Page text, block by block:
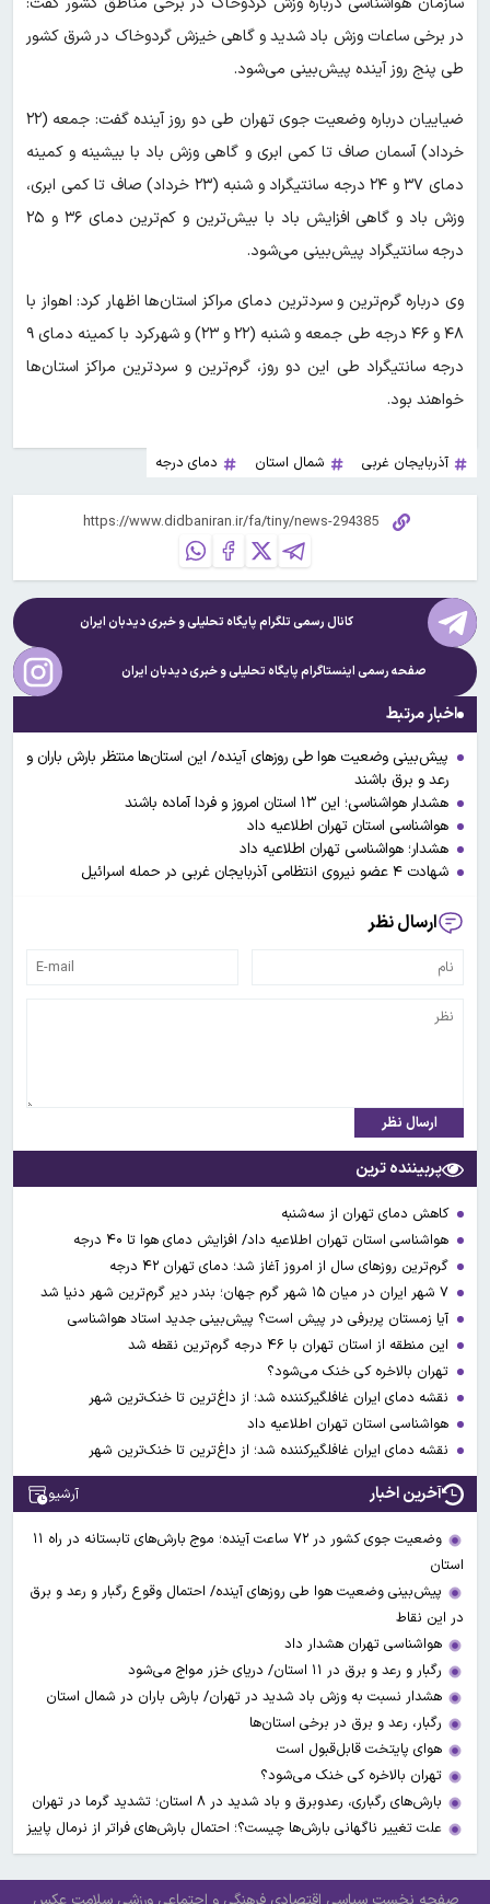
در برخی ساعات وزش باد شدید و گاهی خیزش گردوخاک در شرق کشور
طی پنج روز آینده پیش‌بینی می‌شود.
ضیاییان درباره وضعیت جوی تهران طی دو روز آینده گفت: جمعه (۲۲
خرداد) آسمان صاف تا کمی ابری و گاهی وزش باد با بیشینه و کمینه
دمای ۳۷ و ۲۴ درجه سانتیگراد و شنبه (۲۳ خرداد) صاف تا کمی ابری،
وزش باد و گاهی افزایش باد با بیش‌ترین و کم‌ترین دمای ۳۶ و ۲۵
درجه سانتیگراد پیش‌بینی می‌شود.
وی درباره گرم‌ترین و سردترین دمای مراکز استان‌ها اظهار کرد: اهواز با
۴۸ و ۴۶ درجه طی جمعه و شنبه (۲۲ و ۲۳) و شهرکرد با کمینه دمای ۹
درجه سانتیگراد طی این دو روز، گرم‌ترین و سردترین مراکز استان‌ها
خواهند بود.
آذربایجان غربی شمال استان دمای درجه
کانال رسمی تلگرام پایگاه تحلیلی و خبریدیدبان ایران
صفحه رسمی اینستاگرام پایگاه تحلیلی و خبریدیدبان ایران
اخبار مرتبط
پیش‌بینی وضعیت هوا طی روزهای آینده/ این استان‌ها منتظر بارش باران و
رعد و برق باشند
هشدار هواشناسی؛ این ۱۳ استان امروز و فردا آماده باشند
هواشناسی استان تهران اطلاعیه داد
هشدار؛ هواشناسی تهران اطلاعیه داد
شهادت ۴ عضو نیروی انتظامی آذربایجان غربی در حمله اسرائیل
ارسال نظر
ارسال نظر
پربیننده ترین
کاهش دمای تهران از سه‌شنبه
هواشناسی استان تهران اطلاعیه داد/ افزایش دمای هوا تا ۴۰ درجه
گرم‌ترین روزهای سال از امروز آغاز شد؛ دمای تهران ۴۲ درجه
آیا زمستان پربرفی در پیش است؟ پیش‌بینی جدید استاد هواشناسی
این منطقه از استان تهران با ۴۶ درجه گرم‌ترین نقطه شد
تهران بالاخره کی خنک می‌شود؟
نقشه دمای ایران غافلگیرکننده شد؛ از داغ‌ترین تا خنک‌ترین شهر
هواشناسی استان تهران اطلاعیه داد
نقشه دمای ایران غافلگیرکننده شد؛ از داغ‌ترین تا خنک‌ترین شهر
آخرین اخبار آرشیو
وضعیت جوی کشور در ۷۲ ساعت آینده؛ موج بارش‌های تابستانه در راه ۱۱
استان
پیش‌بینی وضعیت هوا طی روزهای آینده/ احتمال وقوع رگبار و رعد و برق
در این نقاط
هواشناسی تهران هشدار داد
رگبار و رعد و برق در ۱۱ استان‌/ دریای خزر مواج می‌شود
هشدار نسبت به وزش باد شدید در تهران/ بارش باران در شمال استان
رگبار، رعد و برق در برخی استان‌ها
هوای پایتخت قابل‌قبول است
تهران بالاخره کی خنک می‌شود؟
بارش‌های رگباری، رعدوبرق و باد شدید در ۸ استان؛ تشدید گرما در تهران
علت تغییر ناگهانی بارش‌ها چیست؟؛ احتمال بارش‌های فراتر از نرمال پاییز